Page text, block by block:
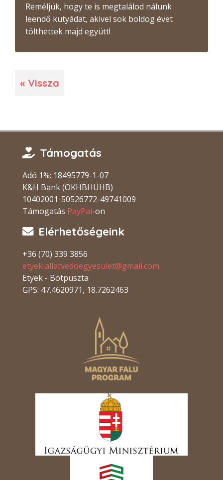
Reméljük, hogy te is megtalálod nálunk
leendő kutyádat, akivel sok boldog évet
tölthettek majd együtt!
« Vissza
Támogatás
Adó 1%: 18495779-1-07
K&H Bank (OKHBHUHB)
10402001-50526772-49741009
Támogatás PayPal-on
Elérhetőségeink
+36 (70) 339 3856
etyekiallatvedoegyesulet@gmail.com
Etyek - Botpuszta
GPS: 47.4620971, 18.7262463